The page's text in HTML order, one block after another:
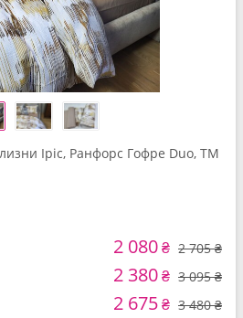
Іріс, Ранфорс Гофре Duo, ТМ
2 080₴ 2 705 ₴
2 380₴ 3 095 ₴
2 675₴ 3 480 ₴